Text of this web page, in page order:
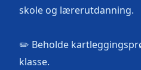
skole og lærerutdanning.
✏️ Beholde
klasse.